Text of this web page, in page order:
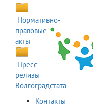
Нормативно-
правовые
акты
Пресс-
релизы
Волгоградстата
Контакты